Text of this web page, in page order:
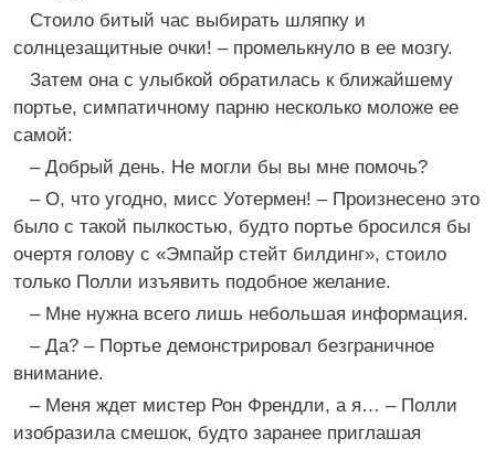
Стоило битый час выбирать шляпку и
солнцезащитные очки! – промелькнуло в ее мозгу.
Затем она с улыбкой обратилась к ближайшему
портье, симпатичному парню несколько моложе ее
самой:
– Добрый день. Не могли бы вы мне помочь?
– О, что угодно, мисс Уотермен! – Произнесено это
было с такой пылкостью, будто портье бросился бы
очертя голову с «Эмпайр стейт билдинг», стоило
только Полли изъявить подобное желание.
– Мне нужна всего лишь небольшая информация.
– Да? – Портье демонстрировал безграничное
внимание.
– Меня ждет мистер Рон Френдли, а я… – Полли
изобразила смешок, будто заранее приглашая